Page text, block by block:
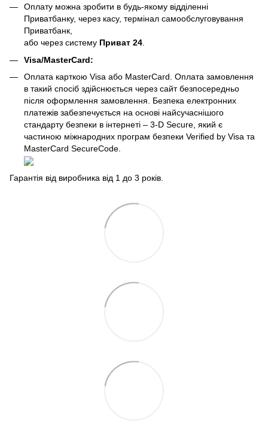
Оплату можна зробити в будь-якому відділенні
Приватбанку, через касу, термінал самообслуговування
Приватбанк,
або через систему Приват 24.
Visa/MasterCard:
Оплата карткою Visa або MasterCard. Оплата замовлення
в такий спосіб здійснюється через сайт безпосередньо
після оформлення замовлення. Безпека електронних
платежів забезпечується на основі найсучаснішого
стандарту безпеки в інтернеті – 3-D Secure, який є
частиною міжнародних програм безпеки Verified by Visa та
MasterCard SecureCode.
Гарантія від виробника від 1 до 3 років.